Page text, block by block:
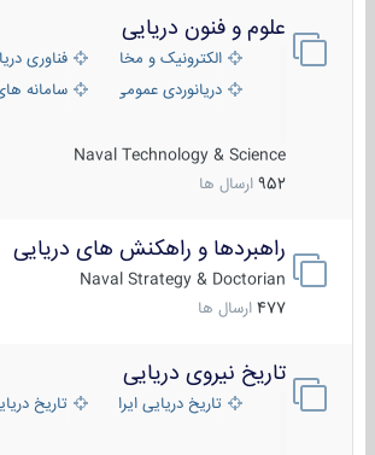
علوم و فنون دریایی
الکترونیک و مخابرات دریاییفناوری
دریانوردی عمومی
سامانه های
Naval Technology & Science
952 ارسال ها
راهبردها و راهکنش های دریایی
Naval Strategy & Doctorian
477 ارسال ها
تاریخ نیروی دریایی
تاریخ دریایی ایران تاریخ